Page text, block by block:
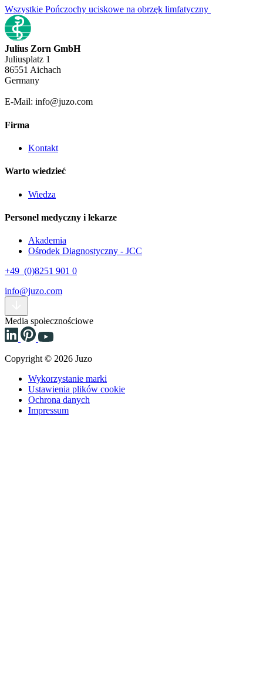
Wszystkie Pończochy uciskowe na obrzęk limfatyczny
Julius Zorn GmbH
Juliusplatz 1
86551 Aichach
Germany
E-Mail: info@juzo.com
Firma
Kontakt
Warto wiedzieć
Wiedza
Personel medyczny i lekarze
Akademia
Ośrodek Diagnostyczny - JCC
+49 (0)8251 901 0
info@juzo.com
Media społecznościowe
Copyright © 2026 Juzo
Wykorzystanie marki
Ustawienia plików cookie
Ochrona danych
Impressum